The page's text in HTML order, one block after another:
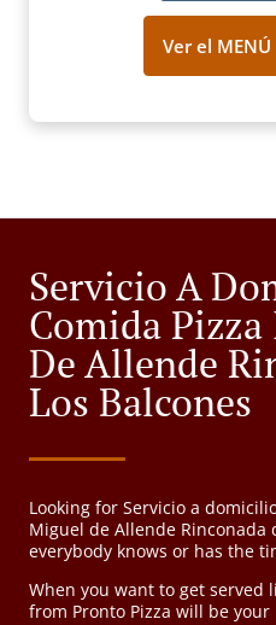
Ver el MENÚ
Servicio A
Comida
De Allende
Los Balcones
Looking for Servicio a
Miguel de Allende Rinconada
everybody knows or has the
When you want to get served
from Pronto Pizza will be your